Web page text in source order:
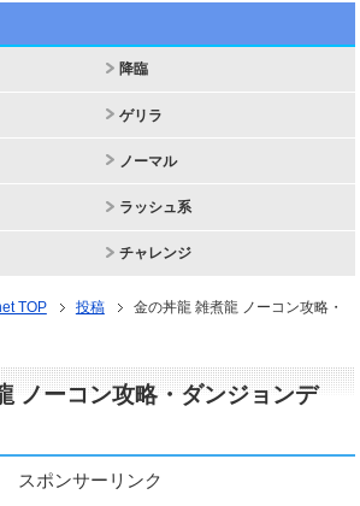
降臨
ゲリラ
ノーマル
ラッシュ系
チャレンジ
TOP 投稿
金の丼龍 雑煮龍 ノーコン攻略・
ノーコン攻略・ダンジョンデ
スポンサーリンク